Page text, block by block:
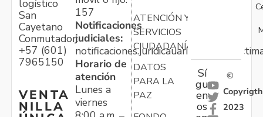
logístico
San
Cayetano
Conmutador:
+57 (601)
7965150
VENTA
NILLA
157
Notificaciones
judiciales:
Horario de
atención
Lunes a
viernes
ATENCIÓN Y
SERVICIOS
CIUDADANÍA
DATOS
PARA LA
PAZ
Sí
gu
en
os
©
Copyrigth
2023